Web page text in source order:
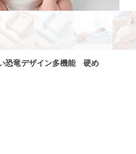
恐竜デザイン多機能 硬め